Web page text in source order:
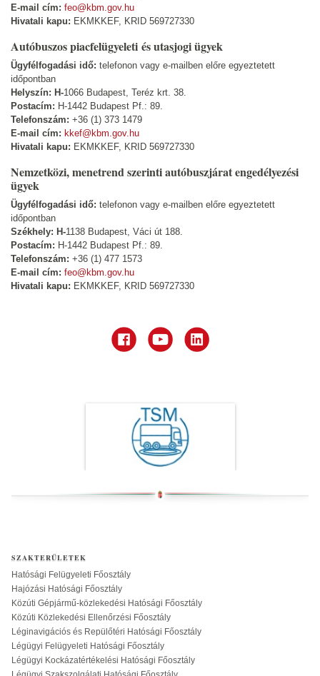
E-mail cím: feo@kbm.gov.hu
Hivatali kapu: EKMKKEF, KRID 569727330
Autóbuszos piacfelügyeleti és utasjogi ügyek
Ügyfélfogadási idő: telefonon vagy e-mailben előre egyeztetett
időpontban
Helyszín: H-1066 Budapest, Teréz krt. 38.
Postacím: H-1442 Budapest Pf.: 89.
Telefonszám: +36 (1) 373 1479
E-mail cím: kkef@kbm.gov.hu
Hivatali kapu: EKMKKEF, KRID 569727330
Nemzetközi, menetrend szerinti autóbuszjárat engedélyezési
ügyek
Ügyfélfogadási idő: telefonon vagy e-mailben előre egyeztetett
időpontban
Székhely: H-1138 Budapest, Váci út 188.
Postacím: H-1442 Budapest Pf.: 89.
Telefonszám: +36 (1) 477 1573
E-mail cím: feo@kbm.gov.hu
Hivatali kapu: EKMKKEF, KRID 569727330
SZAKTERÜLETEK
Hatósági Felügyeleti Főosztály
Hajózási Hatósági Főosztály
Közúti Gépjármű-közlekedési Hatósági Főosztály
Közúti Közlekedési Ellenőrzési Főosztály
Léginavigációs és Repülőtéri Hatósági Főosztály
Légügyi Felügyeleti Hatósági Főosztály
Légügyi Kockázatértékelési Hatósági Főosztály